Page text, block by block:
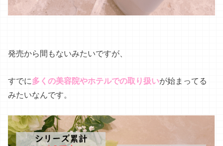
発売から間もないみたいですが、
すでに多くの美容院やホテルでの取り扱いが始まってる
みたいなんです。